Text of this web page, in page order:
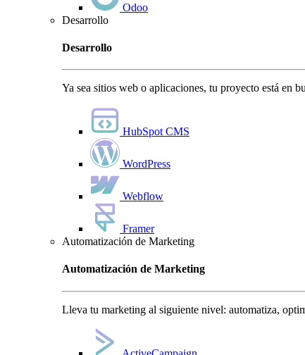
Odoo
Desarrollo
Desarrollo
Ya sea sitios web o aplicaciones, tu proyecto está en
HubSpot CMS
WordPress
Webflow
Framer
Automatización de Marketing
Automatización de Marketing
Lleva tu marketing al siguiente nivel: automatiza,